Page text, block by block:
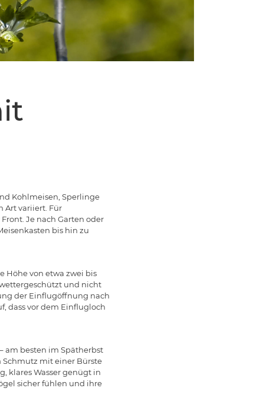
Kohlmeisen, Sperlinge
Art variiert. Für
Je nach Garten oder
bis hin zu
Höhe von etwa zwei bis
und nicht
der Einflugöffnung nach
dass vor dem Einflugloch
am besten im Spätherbst
Schmutz mit einer Bürste
klares Wasser genügt in
sicher fühlen und ihre